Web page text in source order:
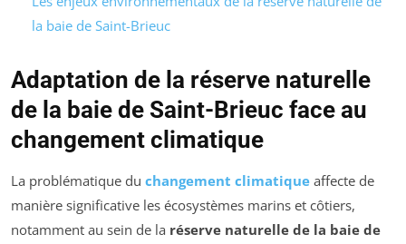
la baie de Saint-Brieuc
Adaptation de la réserve naturelle
de la baie de Saint-Brieuc face au
changement climatique
La problématique du changement climatique affecte de
manière significative les écosystèmes marins et côtiers,
notamment au sein de la réserve naturelle de la baie de